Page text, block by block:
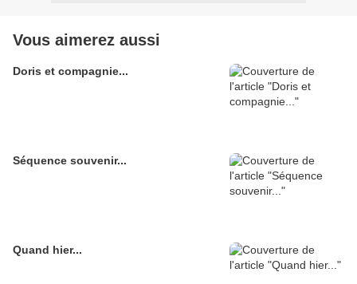
Vous aimerez aussi
Doris et compagnie...
Séquence souvenir...
Quand hier...